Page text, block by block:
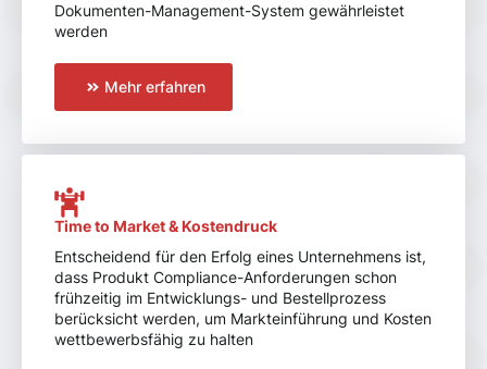
Dokumenten-Management-System gewährleistet
werden
Mehr erfahren
Time to Market & Kostendruck
Entscheidend für den Erfolg eines Unternehmens ist,
dass Produkt Compliance-Anforderungen schon
frühzeitig im Entwicklungs- und Bestellprozess
berücksicht werden, um Markteinführung und Kosten
wettbewerbsfähig zu halten